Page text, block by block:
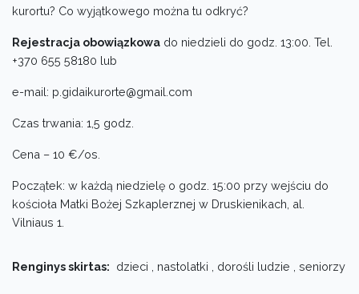
kurortu? Co wyjątkowego można tu odkryć?
Rejestracja obowiązkowa do niedzieli do godz. 13:00. Tel.
+370 655 58180 lub
e-mail: p.gidaikurorte@gmail.com
Czas trwania: 1,5 godz.
Cena – 10 €/os.
Początek: w każdą niedzielę o godz. 15:00 przy wejściu do
kościoła Matki Bożej Szkaplerznej w Druskienikach, al.
Vilniaus 1.
Renginys skirtas: dzieci , nastolatki , dorośli ludzie , seniorzy